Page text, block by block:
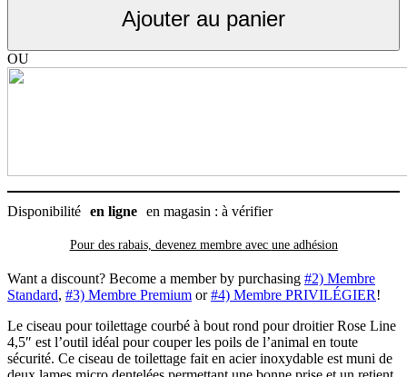
courbé
Rose
Ajouter au panier
OU
Disponibilité en ligne en magasin : à vérifier
Pour des rabais, devenez membre avec une adhésion
Want a discount? Become a member by purchasing #2) Membre
Standard, #3) Membre Premium or#4) Membre PRIVILÉGIER!
Le ciseau pour toilettage courbé à bout rond pour droitier Rose Line
4,5″ est l’outil idéal pour couper les poils de l’animal en toute
sécurité. Ce ciseau de toilettage fait en acier inoxydable est muni de